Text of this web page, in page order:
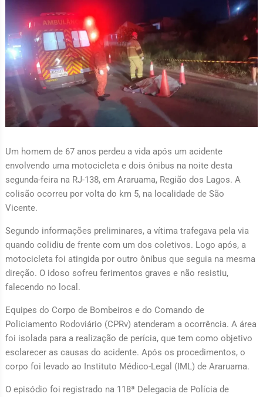
Um homem de 67 anos perdeu a vida após um acidente
envolvendo uma motocicleta e dois ônibus na noite desta
segunda-feira na RJ-138, em Araruama, Região dos Lagos. A
colisão ocorreu por volta do km 5, na localidade de São
Vicente.
Segundo informações preliminares, a vítima trafegava pela via
quando colidiu de frente com um dos coletivos. Logo após, a
motocicleta foi atingida por outro ônibus que seguia na mesma
direção. O idoso sofreu ferimentos graves e não resistiu,
falecendo no local.
Equipes do Corpo de Bombeiros e do Comando de
Policiamento Rodoviário (CPRv) atenderam a ocorrência. A área
foi isolada para a realização de perícia, que tem como objetivo
esclarecer as causas do acidente. Após os procedimentos, o
corpo foi levado ao Instituto Médico-Legal (IML) de Araruama.
O episódio foi registrado na 118ª Delegacia de Polícia de